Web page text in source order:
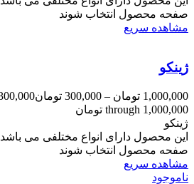
صفحه محصول انتخاب شوند
مشاهده سریع
ژینکو
1,000,000 تومان –
300,000 تومان
through 1,000,000 تومان
ژینکو
این محصول دارای انواع مختلفی می
صفحه محصول انتخاب شوند
مشاهده سریع
ناموجود